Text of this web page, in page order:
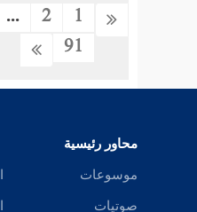
1
2
...
91
محاور رئيسية
موسوعات
صوتيات